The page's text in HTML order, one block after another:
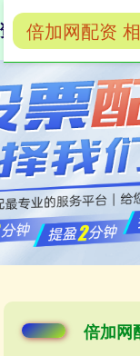
配资开户
倍加网
倍加网配资